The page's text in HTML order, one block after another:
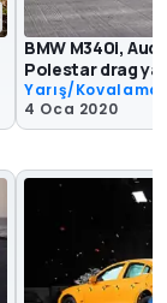
BMW M340i,
Polestar drag
Yarış/
4 Oca 2020